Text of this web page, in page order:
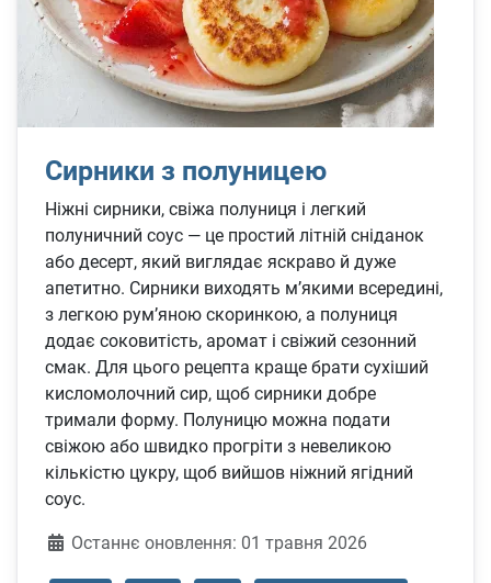
Сирники з полуницею
Ніжні сирники, свіжа полуниця і легкий
полуничний соус — це простий літній сніданок
або десерт, який виглядає яскраво й дуже
апетитно. Сирники виходять м’якими всередині,
з легкою рум’яною скоринкою, а полуниця
додає соковитість, аромат і свіжий сезонний
смак. Для цього рецепта краще брати сухіший
кисломолочний сир, щоб сирники добре
тримали форму. Полуницю можна подати
свіжою або швидко прогріти з невеликою
кількістю цукру, щоб вийшов ніжний ягідний
соус.
ДеталіОстаннє оновлення: 01 травня 2026